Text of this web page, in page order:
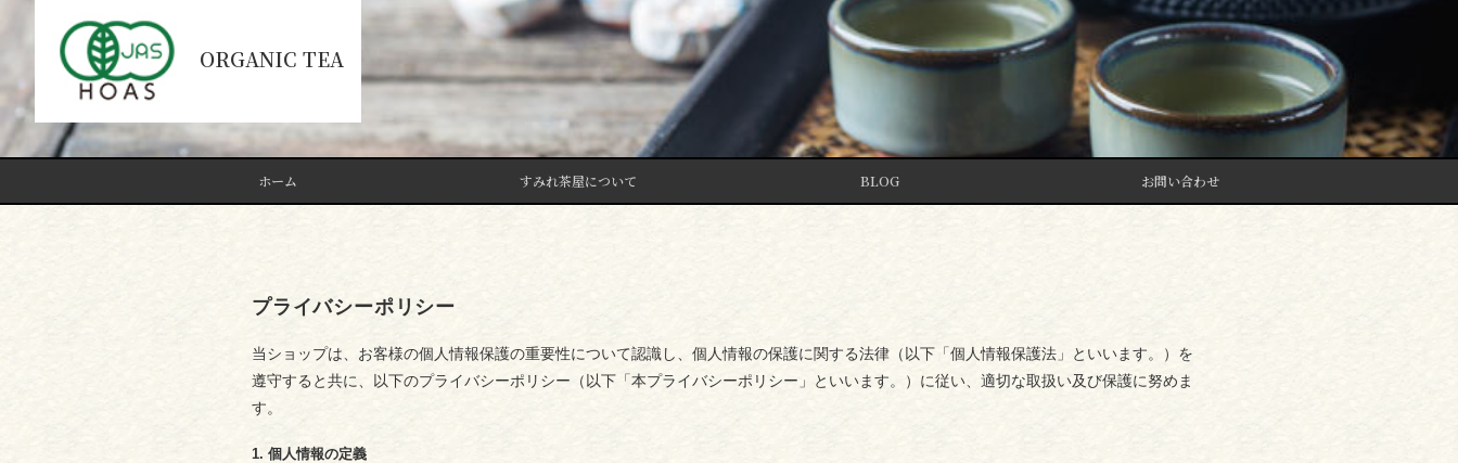
ORGANIC TEA
ホーム すみれ茶屋について BLOG お問い合わせ
プライバシーポリシー
当ショップは、お客様の個人情報保護の重要性について認識し、個人情報の保護に関する法律（以下「個人情報保護法」といいます。）を
遵守すると共に、以下のプライバシーポリシー（以下「本プライバシーポリシー」といいます。）に従い、適切な取扱い及び保護に努めま
す。
1. 個人情報の定義